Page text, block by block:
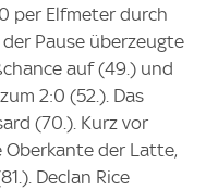
per Elfmeter durch
der Pause überzeugte
auf (49.) und
2:0 (52.). Das
(70.). Kurz vor
der Latte,
Declan Rice